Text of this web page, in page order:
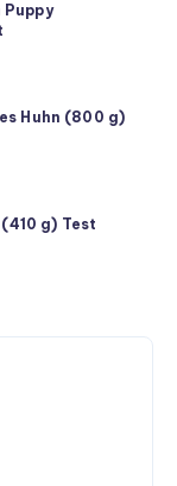
Puppy
Huhn (800 g)
g) Test